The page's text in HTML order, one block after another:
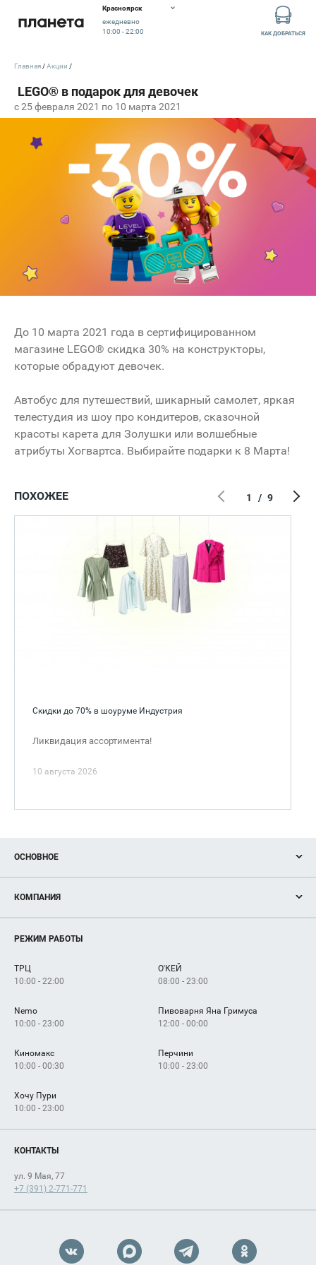
Красноярск
ежедневно
10:00 - 22:00
КАК ДОБРАТЬСЯ
c 25 февраля 2021 по 10 марта 2021
Главная Акции
До 10 марта 2021 года в сертифицированном
магазине LEGO® скидка 30% на конструкторы,
которые обрадуют девочек.
Автобус для путешествий, шикарный самолет, яркая
телестудия из шоу про кондитеров, сказочной
красоты карета для Золушки или волшебные
атрибуты Хогвартса. Выбирайте подарки к 8 Марта!
ПОХОЖЕЕ
Скидки до 70% в шоуруме Индустрия
Ликвидация ассортимента!
10 августа 2026
1 / 9
ОСНОВНОЕ
Новости
Магазины
Услуги
КОМПАНИЯ
Рекламодателям
Как добраться
РЕЖИМ РАБОТЫ
ТРЦ
10:00 - 22:00
О'КЕЙ
08:00 - 23:00
Nemo
10:00 - 23:00
Пивоварня Яна Гримуса
12:00 - 00:00
Киномакс
10:00 - 00:30
Перчини
10:00 - 23:00
Хочу Пури
10:00 - 23:00
КОНТАКТЫ
ул. 9 Мая, 77
+7 (391) 2-771-771